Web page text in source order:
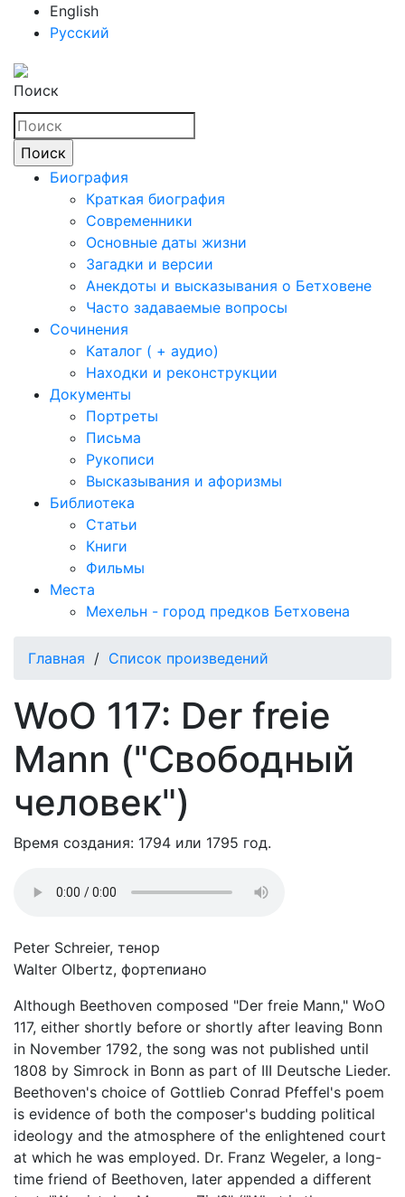
English
Русский
Поиск
Биография
Краткая биография
Современники
Основные даты жизни
Загадки и версии
Анекдоты и высказывания о Бетховене
Часто задаваемые вопросы
Сочинения
Каталог ( + аудио)
Находки и реконструкции
Документы
Портреты
Письма
Рукописи
Высказывания и афоризмы
Библиотека
Статьи
Книги
Фильмы
Места
Мехельн - город предков Бетховена
Главная / Список произведений
WoO 117: Der freie
Mann ("Свободный
человек")
Время создания: 1794 или 1795 год.
Peter Schreier, тенор
Walter Olbertz, фортепиано
Although Beethoven composed "Der freie Mann," WoO
117, either shortly before or shortly after leaving Bonn
in November 1792, the song was not published until
1808 by Simrock in Bonn as part of III Deutsche Lieder.
Beethoven's choice of Gottlieb Conrad Pfeffel's poem
is evidence of both the composer's budding political
ideology and the atmosphere of the enlightened court
at which he was employed. Dr. Franz Wegeler, a long-
time friend of Beethoven, later appended a different